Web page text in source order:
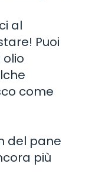
al
Puoi
come
del pane
più